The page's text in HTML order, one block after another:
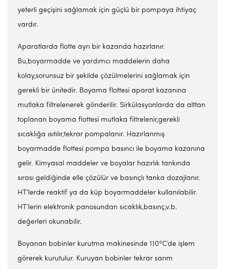
yeterli geçişini sağlamak için güçlü bir pompaya ihtiyaç
vardır.
Aparatlarda flotte ayrı bir kazanda hazırlanır.
Bu,boyarmadde ve yardımcı maddelerin daha
kolay,sorunsuz bir şekilde çözülmelerini sağlamak için
gerekli bir ünitedir. Boyama flottesi aparat kazanına
mutlaka filtrelenerek gönderilir. Sirkülasyonlarda da alttan
toplanan boyama flottesi mutlaka filtrelenir,gerekli
sıcaklığa ısıtılır,tekrar pompalanır. Hazırlanmış
boyarmadde flottesi pompa basıncı ile boyama kazanına
gelir. Kimyasal maddeler ve boyalar hazırlık tankında
sırası geldiğinde elle çözülür ve basınçlı tanka dozajlanır.
HT’lerde reaktif ya da küp boyarmaddeler kullanılabilir.
HT’lerin elektronik panosundan sıcaklık,basınç,v.b.
değerleri okunabilir.
Boyanan bobinler kurutma makinesinde 110oC’de işlem
görerek kurutulur. Kuruyan bobinler tekrar sarım